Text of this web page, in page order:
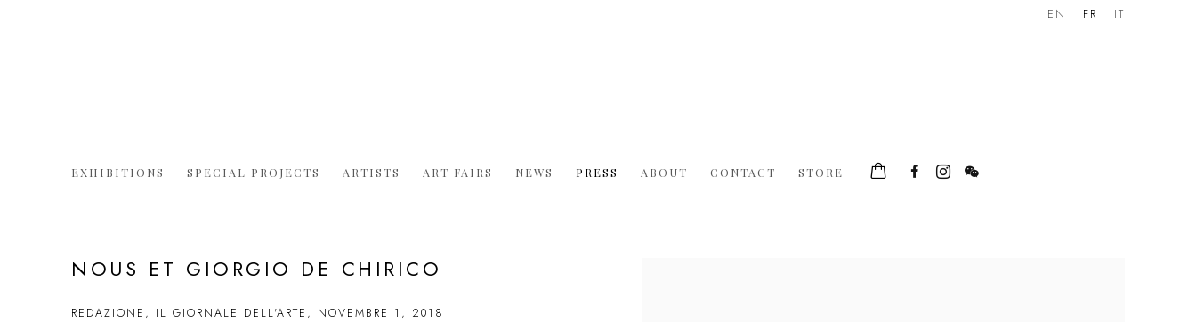
EXHIBITIONS SPECIAL PROJECTS ARTISTS ART FAIRS NEWS PRESS ABOUT CONTACT STORE
EN FR IT
NOUS ET GIORGIO DE CHIRICO
REDAZIONE, IL GIORNALE DELL'ARTE, NOVEMBRE 1, 2018